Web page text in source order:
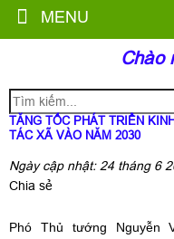
MENU
Chào
TĂNG TỐC PHÁT TRIỂN
TÁC XÃ VÀO NĂM 2030
Ngày cập nhật: 24 tháng 6
Chia sẻ
Phó Thủ tướng Nguyễn